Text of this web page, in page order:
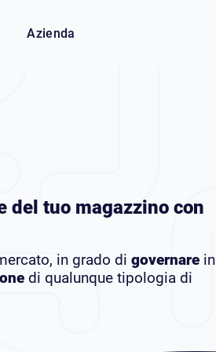
Azienda
del tuo magazzino con
in grado di governare in
di qualunque tipologia di